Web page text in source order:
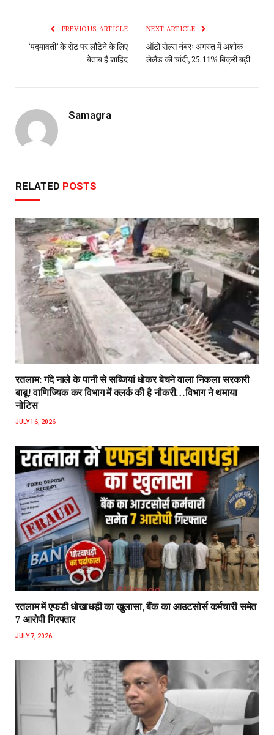
PREVIOUS ARTICLE
‘पद्मावती’ के सेट पर लौटेने के लिए
बेताब हैं शाहिद
NEXT ARTICLE
ऑटो सेल्स नंबरः अगस्त में अशोक
लेलैंड की चांदी, 25.11% बिक्री बढ़ी
Samagra
RELATED POSTS
रतलाम: गंदे नाले के पानी से सब्जियां धोकर बेचने वाला निकला सरकारी
बाबू! वाणिज्यिक कर विभाग में क्लर्क की है नौकरी…विभाग ने थमाया
नोटिस
JULY 16, 2026
रतलाम में एफडी धोखाधड़ी का खुलासा, बैंक का आउटसोर्स कर्मचारी समेत
7 आरोपी गिरफ्तार
JULY 7, 2026